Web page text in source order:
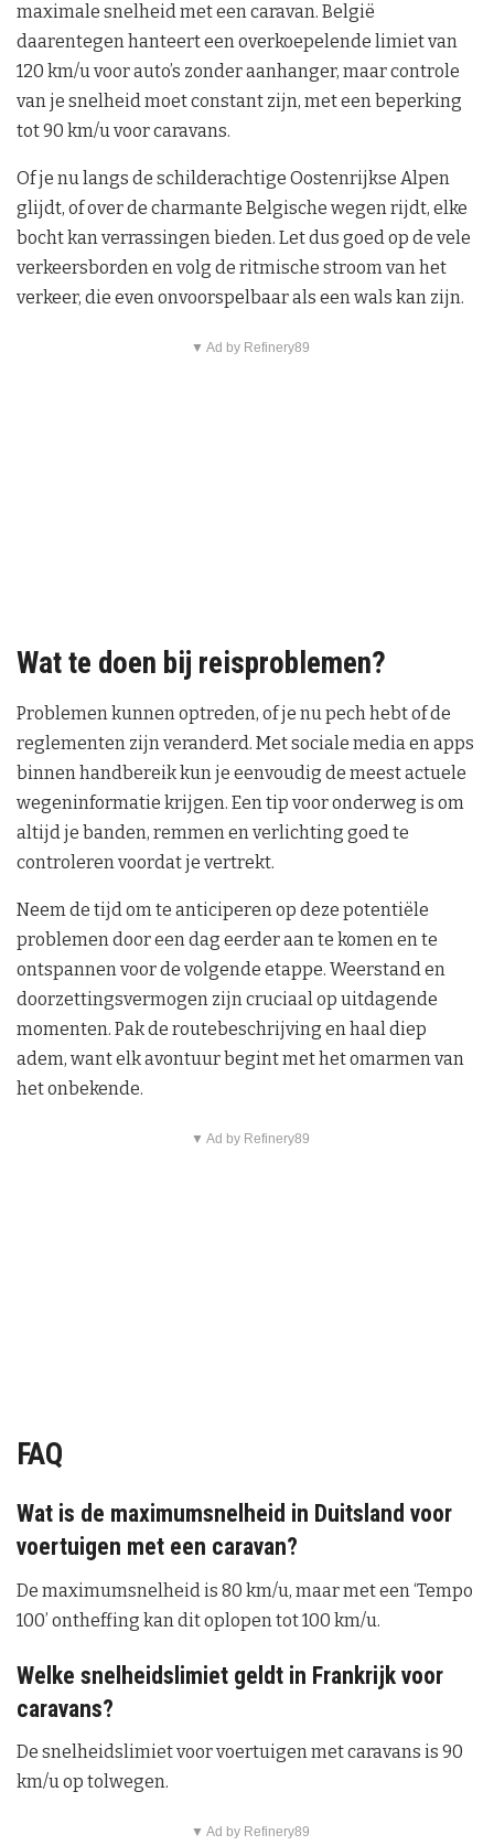
maximale snelheid met een caravan. België
daarentegen hanteert een overkoepelende limiet van
120 km/u voor auto’s zonder aanhanger, maar controle
van je snelheid moet constant zijn, met een beperking
tot 90 km/u voor caravans.
Of je nu langs de schilderachtige Oostenrijkse Alpen
glijdt, of over de charmante Belgische wegen rijdt, elke
bocht kan verrassingen bieden. Let dus goed op de vele
verkeersborden en volg de ritmische stroom van het
verkeer, die even onvoorspelbaar als een wals kan zijn.
▼ Ad by Refinery89
Wat te doen bij reisproblemen?
Problemen kunnen optreden, of je nu pech hebt of de
reglementen zijn veranderd. Met sociale media en apps
binnen handbereik kun je eenvoudig de meest actuele
wegeninformatie krijgen. Een tip voor onderweg is om
altijd je banden, remmen en verlichting goed te
controleren voordat je vertrekt.
Neem de tijd om te anticiperen op deze potentiële
problemen door een dag eerder aan te komen en te
ontspannen voor de volgende etappe. Weerstand en
doorzettingsvermogen zijn cruciaal op uitdagende
momenten. Pak de routebeschrijving en haal diep
adem, want elk avontuur begint met het omarmen van
het onbekende.
▼ Ad by Refinery89
FAQ
Wat is de maximumsnelheid in Duitsland voor
voertuigen met een caravan?
De maximumsnelheid is 80 km/u, maar met een ‘Tempo
100’ ontheffing kan dit oplopen tot 100 km/u.
Welke snelheidslimiet geldt in Frankrijk voor
caravans?
De snelheidslimiet voor voertuigen met caravans is 90
km/u op tolwegen.
▼ Ad by Refinery89